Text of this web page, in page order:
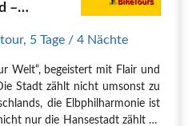
–
, 5 Tage / 4 Nächte
Welt“, begeistert mit Flair und
Stadt zählt nicht umsonst zu
die Elbphilharmonie ist
nur die Hansestadt zählt zu